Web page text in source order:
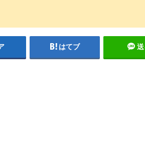
はてブ